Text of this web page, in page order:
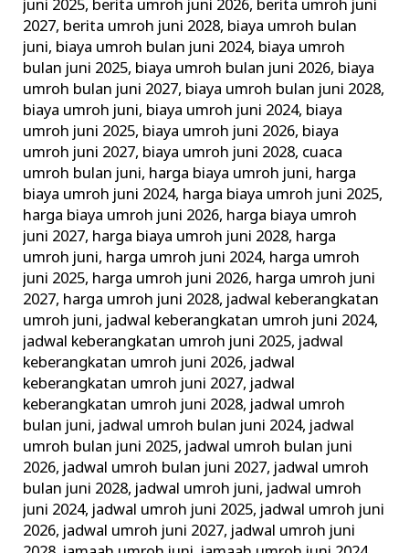
juni 2025, berita umroh juni 2026, berita umroh juni
2027, berita umroh juni 2028, biaya umroh bulan
juni, biaya umroh bulan juni 2024, biaya umroh
bulan juni 2025, biaya umroh bulan juni 2026, biaya
umroh bulan juni 2027, biaya umroh bulan juni 2028,
biaya umroh juni, biaya umroh juni 2024, biaya
umroh juni 2025, biaya umroh juni 2026, biaya
umroh juni 2027, biaya umroh juni 2028, cuaca
umroh bulan juni, harga biaya umroh juni, harga
biaya umroh juni 2024, harga biaya umroh juni 2025,
harga biaya umroh juni 2026, harga biaya umroh
juni 2027, harga biaya umroh juni 2028, harga
umroh juni, harga umroh juni 2024, harga umroh
juni 2025, harga umroh juni 2026, harga umroh juni
2027, harga umroh juni 2028, jadwal keberangkatan
umroh juni, jadwal keberangkatan umroh juni 2024,
jadwal keberangkatan umroh juni 2025, jadwal
keberangkatan umroh juni 2026, jadwal
keberangkatan umroh juni 2027, jadwal
keberangkatan umroh juni 2028, jadwal umroh
bulan juni, jadwal umroh bulan juni 2024, jadwal
umroh bulan juni 2025, jadwal umroh bulan juni
2026, jadwal umroh bulan juni 2027, jadwal umroh
bulan juni 2028, jadwal umroh juni, jadwal umroh
juni 2024, jadwal umroh juni 2025, jadwal umroh juni
2026, jadwal umroh juni 2027, jadwal umroh juni